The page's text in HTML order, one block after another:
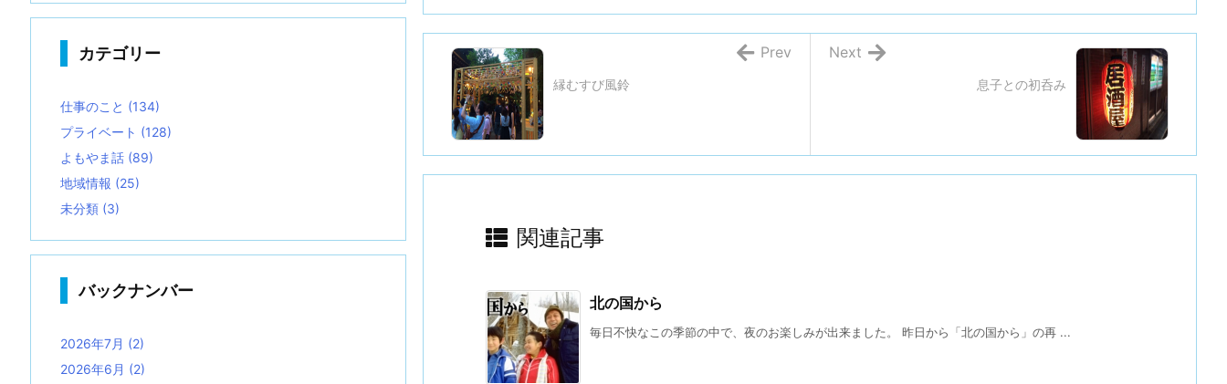
息子との初呑み
Next
縁むすび風鈴
Prev
関連記事
北の国から
毎日不快なこの季節の中で、夜のお楽しみが出来ました。 昨日から「北の国から」の再 ...
カテゴリー
仕事のこと (134)
プライベート (128)
よもやま話 (89)
地域情報 (25)
未分類 (3)
バックナンバー
2026年7月 (2)
2026年6月 (2)